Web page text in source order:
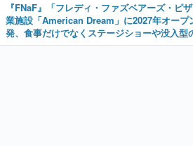
『FNaF』「フレディ・ファズベアーズ・ピ
業施設「American Dream」に2027年オー
発、食事だけでなくステージショーや没入型